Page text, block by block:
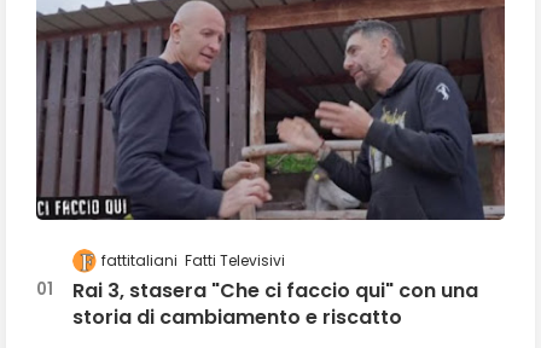
fattitaliani Fatti Televisivi
Rai 3, stasera "Che ci faccio qui" con una
storia di cambiamento e riscatto